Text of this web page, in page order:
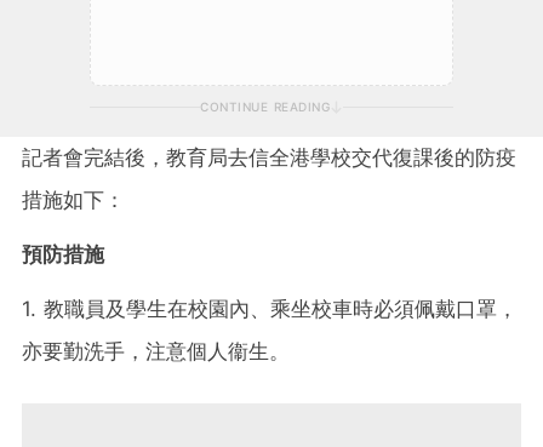
CONTINUE READING
記者會完結後，教育局去信全港學校交代復課後的防疫
措施如下：
預防措施
1. 教職員及學生在校園內、乘坐校車時必須佩戴口罩，
亦要勤洗手，注意個人衞生。